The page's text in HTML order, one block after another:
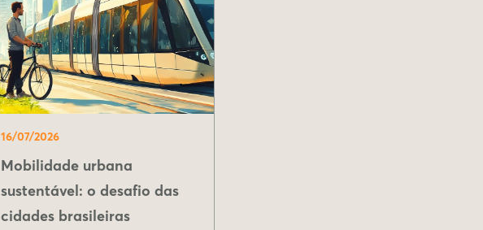
16/07/2026
Mobilidade urbana
sustentável: o desafio das
cidades brasileiras